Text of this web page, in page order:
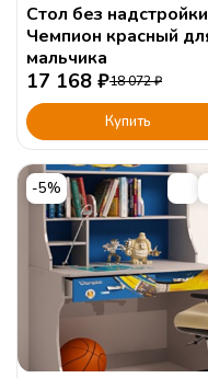
Стол без надстройки
Чемпион красный для
мальчика
17 168 ₽18 072₽
Купить
-5%